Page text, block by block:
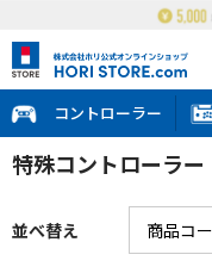
コントローラー
特殊コントローラー
並べ替え